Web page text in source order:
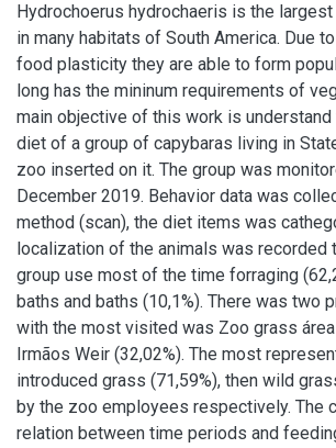
Hydrochoerus hydrochaeris is the
in many habitats of South America. Due
food plasticity they are able to form
long has the mininum requirements of
main objective of this work is
diet of a group of capybaras living in
zoo inserted on it. The group was
December 2019. Behavior data was
method (scan), the diet items was
localization of the animals was recorded
group use most of the time forraging
baths and baths (10,1%). There was two
with the most visited was Zoo grass
Irmãos Weir (32,02%). The most
introduced grass (71,59%), then wild
by the zoo employees respectively. The
relation between time periods and